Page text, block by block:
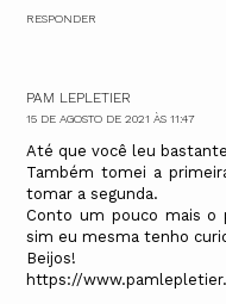
RESPONDER
PAM LEPLETIER
15 DE AGOSTO DE 2021 ÀS 11:47
Até que você leu
Também tomei a
tomar a segunda.
Conto um pouco mais o
sim eu mesma tenho
Beijos!
https://